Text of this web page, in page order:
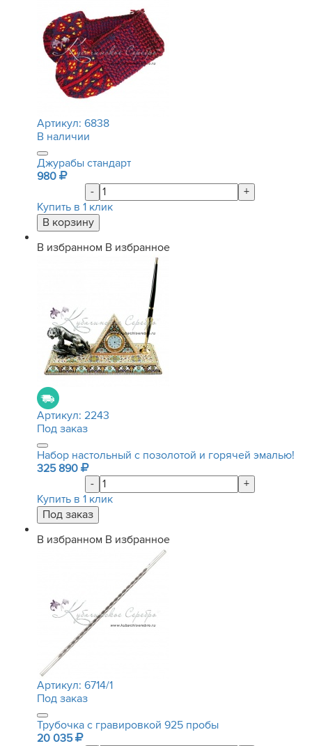
Артикул: 6838
В наличии
Джурабы стандарт
980
-
+
Купить в 1 клик
В избранном В избранное
Артикул: 2243
Под заказ
Набор настольный с позолотой и горячей эмалью!
325 890
-
+
Купить в 1 клик
В избранном В избранное
Артикул: 6714/1
Под заказ
Трубочка с гравировкой 925 пробы
20 035